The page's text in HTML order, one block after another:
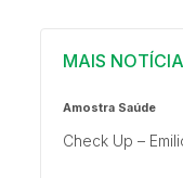
MAIS
Amostra Saúde
Check Up –